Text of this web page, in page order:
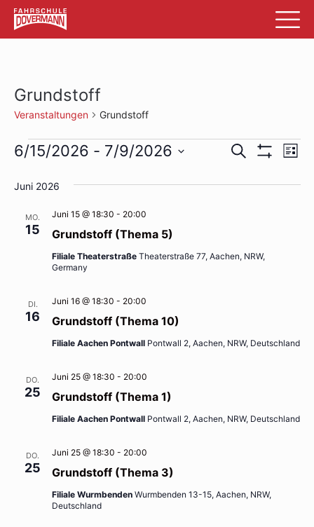
Grundstoff
Veranstaltungen Grundstoff
Veranstaltungen Suche Liste
6/15/2026 - 7/9/2026
wählen.
Juni 2026
MO.
15 Grundstoff (Thema 5)
Juni 15 @ 18:30 - 20:00
Filiale Theaterstraße Theaterstraße 77, Aachen, NRW,
Germany
DI.
16 Grundstoff (Thema 10)
Juni 16 @ 18:30 - 20:00
Filiale Aachen Pontwall Pontwall 2, Aachen, NRW, Deutschland
DO.
25 Grundstoff (Thema 1)
Juni 25 @ 18:30 - 20:00
Filiale Aachen Pontwall Pontwall 2, Aachen, NRW, Deutschland
DO.
25 Grundstoff (Thema 3)
Juni 25 @ 18:30 - 20:00
Filiale Wurmbenden Wurmbenden 13-15, Aachen, NRW,
Deutschland